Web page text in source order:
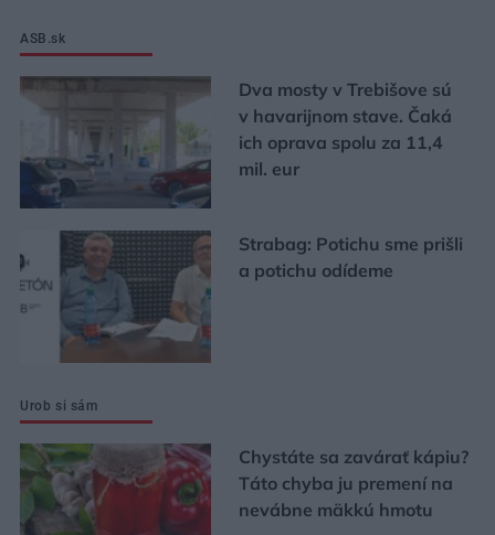
ASB.sk
Dva mosty v Trebišove sú
v havarijnom stave. Čaká
ich oprava spolu za 11,4
mil. eur
Strabag: Potichu sme prišli
a potichu odídeme
Urob si sám
Chystáte sa zavárať kápiu?
Táto chyba ju premení na
nevábne mäkkú hmotu